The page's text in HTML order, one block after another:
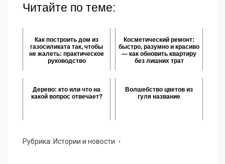
Читайте по теме:
Как построить дом из
газосиликата так, чтобы
не жалеть: практическое
руководство
Косметический ремонт:
быстро, разумно и красиво
— как обновить квартиру
без лишних трат
Дерево: кто или что на
какой вопрос отвечает?
Волшебство цветов из
гуля название
Рубрика: Истории и новости